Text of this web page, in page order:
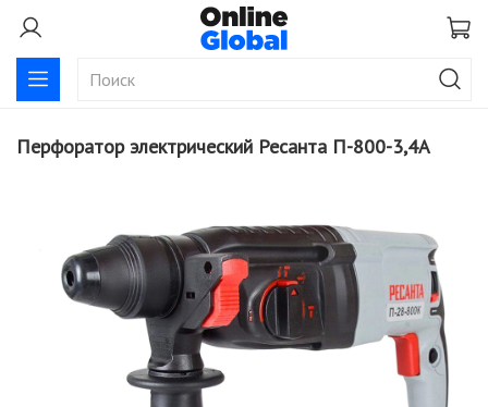
Перфоратор электрический Ресанта П-800-3,4А